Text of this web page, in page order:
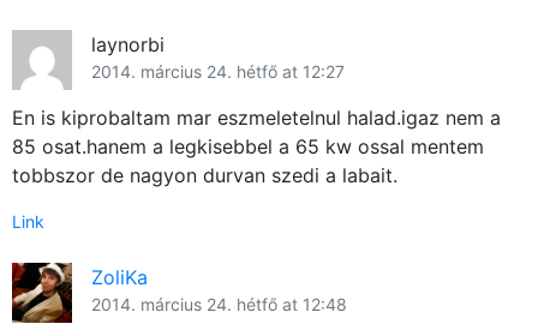
laynorbi
2014. március 24. hétfő at 12:27
En is kiprobaltam mar eszmeletelnul halad.igaz nem a
85 osat.hanem a legkisebbel a 65 kw ossal mentem
tobbszor de nagyon durvan szedi a labait.
Link
ZoliKa
2014. március 24. hétfő at 12:48